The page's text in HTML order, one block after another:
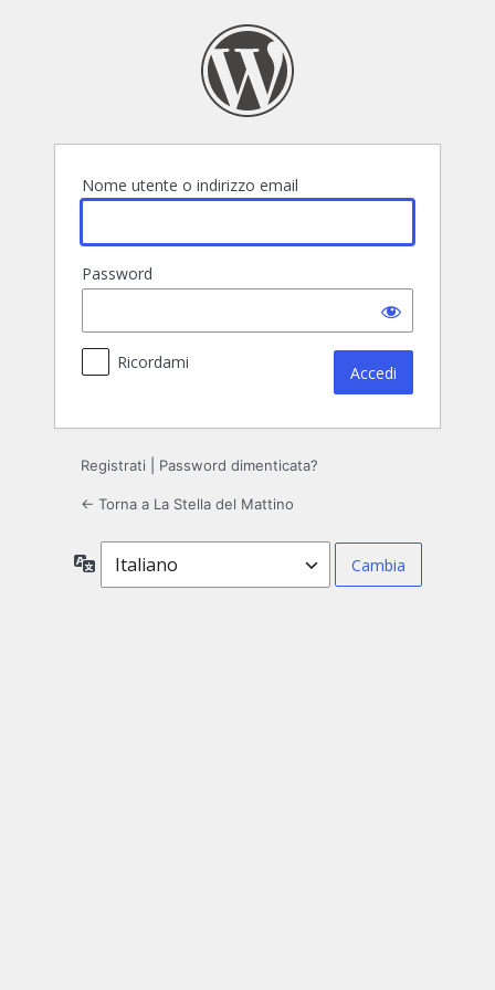
Nome utente o indirizzo email
Password
Ricordami
Registrati Password dimenticata?
← Torna a La Stella del Mattino
Lingua